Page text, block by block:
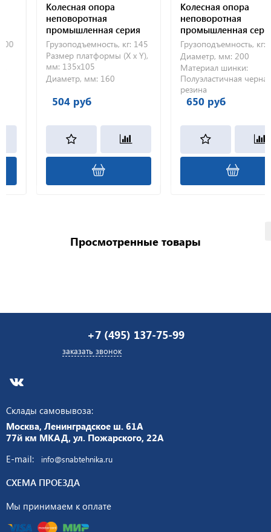
Колесная опора
неповоротная
промышленная серия
FC 160
Грузоподъемность, кг: 145
Размер платформы (X x Y),
мм: 135х105
Диаметр, мм: 160
504 руб
Колесная опора
неповоротная
промышленная серия
FC 200
Грузоподъемность, кг:
Диаметр, мм: 200
Материал шинки:
Полуэластичная черная
резина
650 руб
Просмотренные товары
+7 (495) 137-75-99
заказать звонок
Склады самовывоза:
Москва, Ленинградское ш. 61А
77й км МКАД, ул. Пожарского, 22А
E-mail:
info@snabtehnika.ru
СХЕМА ПРОЕЗДА
Мы принимаем к оплате